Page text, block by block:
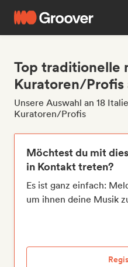
Top traditionelle
Kuratoren/Profis
Unsere Auswahl an 18
Kuratoren/Profis
Möchtest du mit
in Kontakt treten?
Es ist ganz einfach:
um ihnen deine Musik